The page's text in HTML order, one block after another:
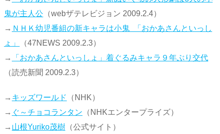
鬼が主人公 （webザテレビジョン 2009.2.4）
→ ＮＨＫ幼児番組の新キャラは小鬼 「おかあさんといっし
ょ」
（47NEWS 2009.2.3）
→
「おかあさんといっしょ」着ぐるみキャラ９年ぶり交代
（読売新聞 2009.2.3）
→ キッズワールド
（NHK）
→ ぐ～チョコランタン （NHKエンタープライズ）
→ 山根Yuriko茂樹 （公式サイト）